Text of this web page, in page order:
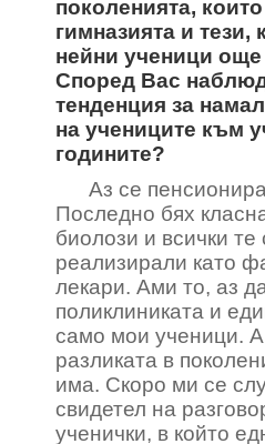
поколенията,
гимназията и тези,
нейни ученици
Според Вас
тенденция за
на учениците към
годините?
Аз се
Последно бях
биолози и всички те
реализирали като
лекари. Ами то, аз
поликлиниката и
само мои ученици.
разликата в
има. Скоро ми се
свидетел на
ученички, в който